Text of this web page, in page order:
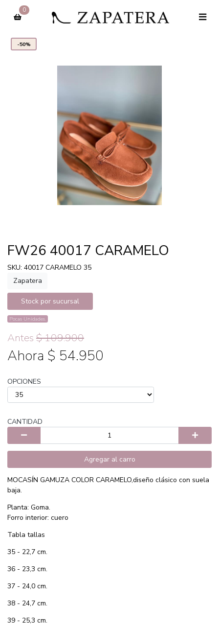
0
-50%
FW26 40017 CARAMELO
SKU: 40017 CARAMELO 35
Zapatera
Stock por sucursal
Pocas Unidades.
Antes $ 109.900
Ahora $ 54.950
OPCIONES
CANTIDAD
Agregar al carro
MOCASÍN GAMUZA COLOR CARAMELO,diseño clásico con suela
baja.
Planta: Goma.
Forro interior: cuero
Tabla tallas
35 - 22,7 cm.
36 - 23,3 cm.
37 - 24,0 cm.
38 - 24,7 cm.
39 - 25,3 cm.